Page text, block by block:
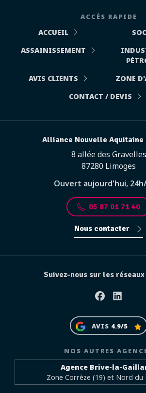
ACCÈS RAPIDE
ACCUEIL
ASSAINISSEMENT
AVIS CLIENTS
ZONE
CONTACT / DEVIS
Alliance Nouvelle Aquitaine
8 allée des Gravelles
87280 Limoges
Ouvert aujourd'hui,
05 87 01 71 40
Nous contacter
Suivez-nous sur les
FacebookLinkedin
AVIS 4.9/5
NOS AUTRES
Agence Brive-la-
Zone Corrèze (19) et Nord du